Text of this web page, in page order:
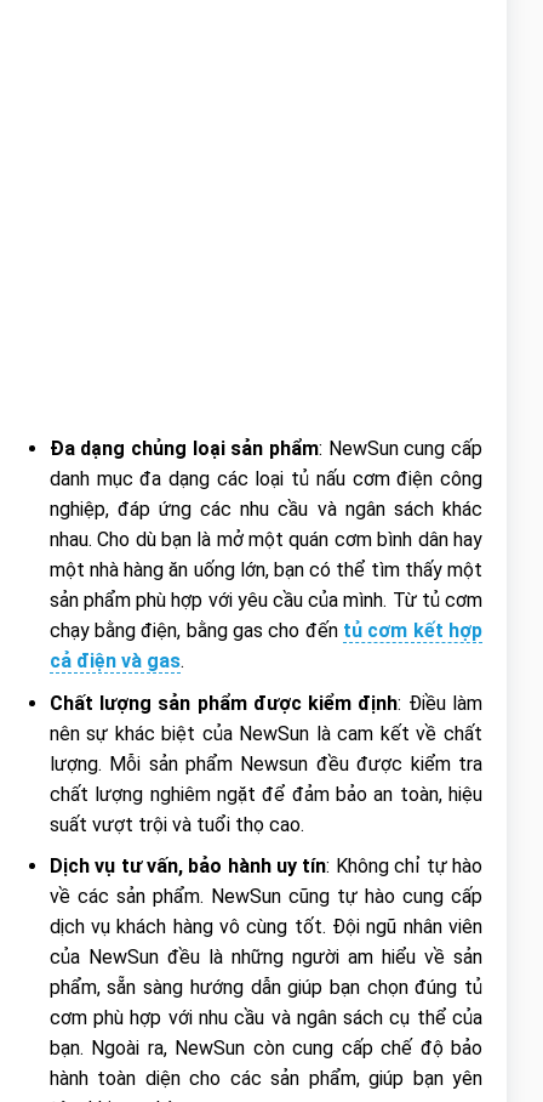
Đa dạng chủng loại sản phẩm: NewSun cung cấp
danh mục đa dạng các loại tủ nấu cơm điện công
nghiệp, đáp ứng các nhu cầu và ngân sách khác
nhau. Cho dù bạn là mở một quán cơm bình dân hay
một nhà hàng ăn uống lớn, bạn có thể tìm thấy một
sản phẩm phù hợp với yêu cầu của mình. Từ tủ cơm
chạy bằng điện, bằng gas cho đến tủ cơm kết hợp
cả điện và gas.
Chất lượng sản phẩm được kiểm định: Điều làm
nên sự khác biệt của NewSun là cam kết về chất
lượng. Mỗi sản phẩm Newsun đều được kiểm tra
chất lượng nghiêm ngặt để đảm bảo an toàn, hiệu
suất vượt trội và tuổi thọ cao.
Dịch vụ tư vấn, bảo hành uy tín: Không chỉ tự hào
về các sản phẩm. NewSun cũng tự hào cung cấp
dịch vụ khách hàng vô cùng tốt. Đội ngũ nhân viên
của NewSun đều là những người am hiểu về sản
phẩm, sẵn sàng hướng dẫn giúp bạn chọn đúng tủ
cơm phù hợp với nhu cầu và ngân sách cụ thể của
bạn. Ngoài ra, NewSun còn cung cấp chế độ bảo
hành toàn diện cho các sản phẩm, giúp bạn yên